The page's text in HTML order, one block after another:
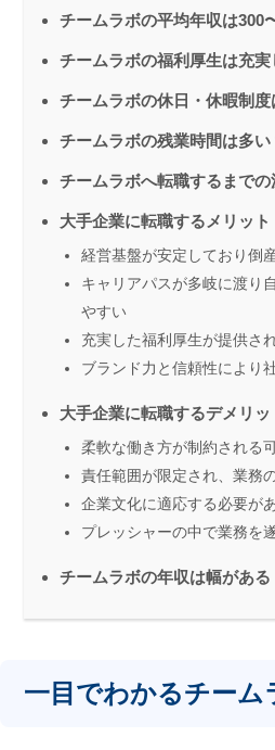
チームラボの平均年収は300
チームラボの福利厚生は充実
チームラボの休日・休暇制度
チームラボの残業時間は多い
チームラボへ転職するまでの
大手企業に転職するメリット
経営基盤が安定しており倒
キャリアパスが多岐に渡り
やすい
充実した福利厚生が提供さ
ブランド力と信頼性により
大手企業に転職するデメリッ
柔軟な働き方が制約される
責任範囲が限定され、業務
企業文化に適応する必要が
プレッシャーの中で業務を
チームラボの年収は幅がある
一目でわかるチーム